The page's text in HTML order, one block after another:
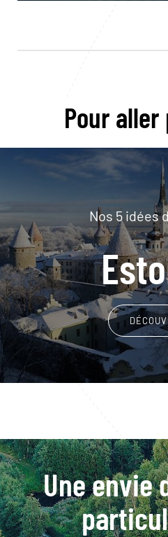
Pour
Nos 5 idées
Une envie